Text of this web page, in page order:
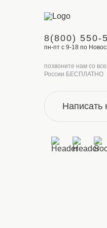
8(800) 550-
пн-пт с 9-18 по
позвоните нам со
России БЕСПЛАТНО
Написать